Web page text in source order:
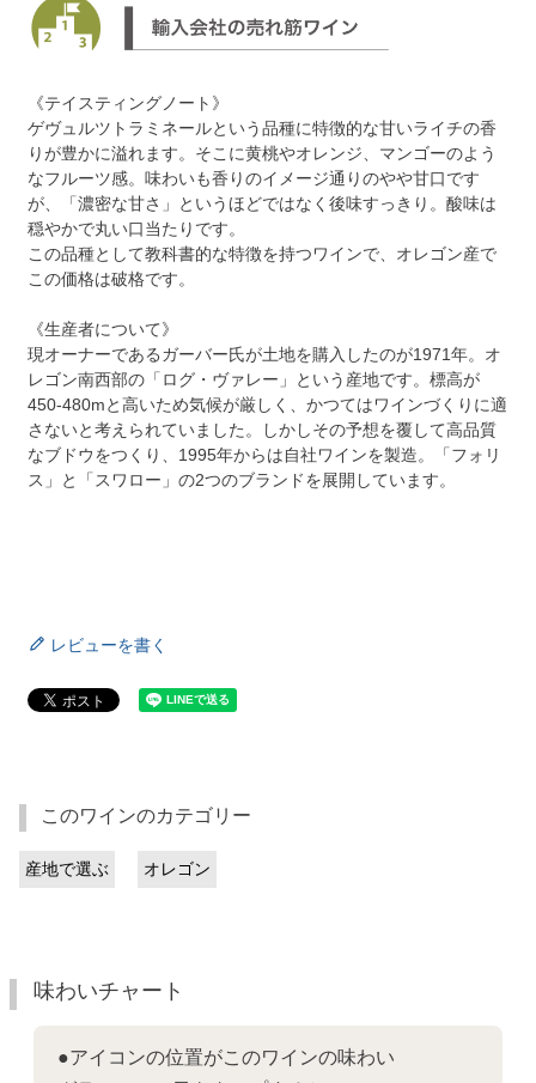
《テイスティングノート》
ゲヴュルツトラミネールという品種に特徴的な甘いライチの香
りが豊かに溢れます。そこに黄桃やオレンジ、マンゴーのよう
なフルーツ感。味わいも香りのイメージ通りのやや甘口です
が、「濃密な甘さ」というほどではなく後味すっきり。酸味は
穏やかで丸い口当たりです。
この品種として教科書的な特徴を持つワインで、オレゴン産で
この価格は破格です。
《生産者について》
現オーナーであるガーバー氏が土地を購入したのが1971年。オ
レゴン南西部の「ログ・ヴァレー」という産地です。標高が
450-480mと高いため気候が厳しく、かつてはワインづくりに適
さないと考えられていました。しかしその予想を覆して高品質
なブドウをつくり、1995年からは自社ワインを製造。「フォリ
ス」と「スワロー」の2つのブランドを展開しています。
レビューを書く
このワインのカテゴリー
産地で選ぶ オレゴン
味わいチャート
●アイコンの位置がこのワインの味わい